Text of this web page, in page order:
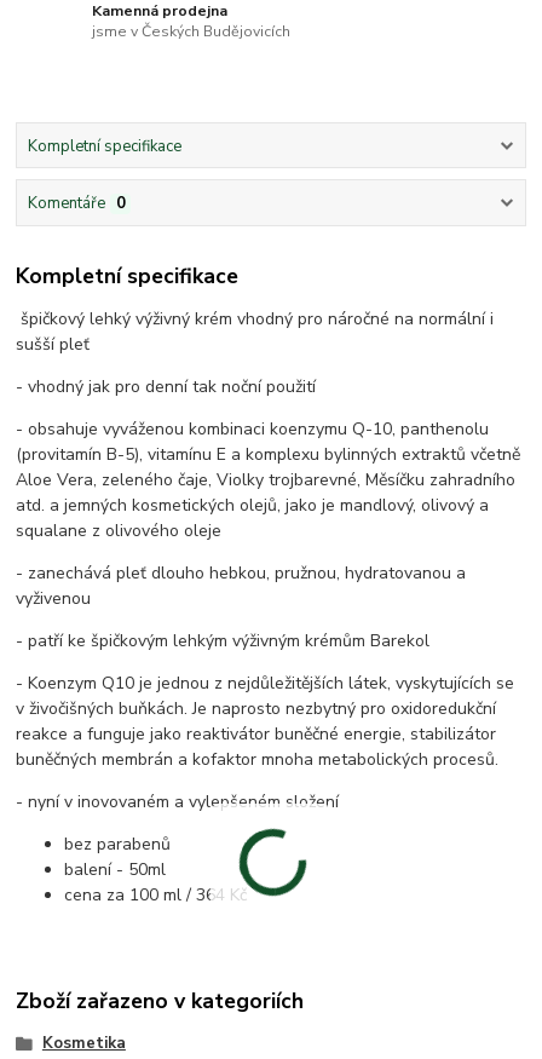
Kamenná prodejna
jsme v Českých Budějovicích
Kompletní specifikace
Komentáře 0
Kompletní specifikace
špičkový lehký výživný krém vhodný pro náročné na normální i
sušší pleť
- vhodný jak pro denní tak noční použití
- obsahuje vyváženou kombinaci koenzymu Q-10, panthenolu
(provitamín B-5), vitamínu E a komplexu bylinných extraktů včetně
Aloe Vera, zeleného čaje, Violky trojbarevné, Měsíčku zahradního
atd. a jemných kosmetických olejů, jako je mandlový, olivový a
squalane z olivového oleje
- zanechává pleť dlouho hebkou, pružnou, hydratovanou a
vyživenou
- patří ke špičkovým lehkým výživným krémům Barekol
- Koenzym Q10 je jednou z nejdůležitějších látek, vyskytujících se
v živočišných buňkách. Je naprosto nezbytný pro oxidoredukční
reakce a funguje jako reaktivátor buněčné energie, stabilizátor
buněčných membrán a kofaktor mnoha metabolických procesů.
- nyní v inovovaném a vylepšeném složení
bez parabenů
balení - 50ml
cena za 100 ml / 364 Kč
Zboží zařazeno v kategoriích
Kosmetika